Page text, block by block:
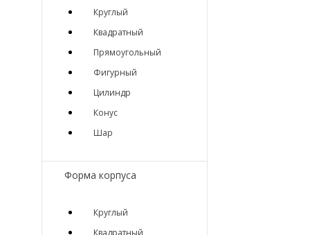
Круглый
Квадратный
Прямоугольный
Фигурный
Цилиндр
Конус
Шар
Форма корпуса
Круглый
Квадратный